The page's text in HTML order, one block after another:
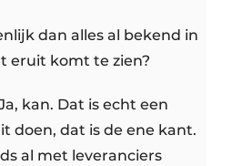
dan alles al bekend in
eruit komt te zien?
kan. Dat is echt een
doen, dat is de ene kant.
al met leveranciers